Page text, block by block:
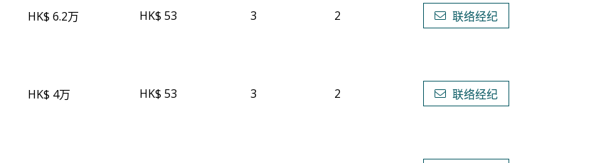
HK$ 6.2万 HK$ 53 3 2 联络经纪
HK$ 4万 HK$ 53 3 2 联络经纪